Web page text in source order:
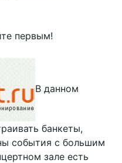
первым!
В данном
банкеты,
события с большим
зале есть